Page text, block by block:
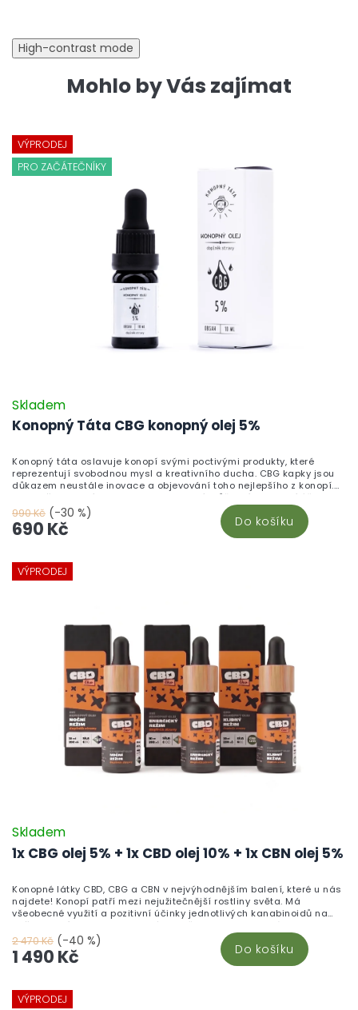
High-contrast mode
Mohlo by Vás zajímat
VÝPRODEJ
PRO ZAČÁTEČNÍKY
Konopný Táta CBG konopný olej 5%
Skladem
990 Kč (-30 %)
690 Kč Do košíku
Konopný táta oslavuje konopí svými poctivými produkty, které
reprezentují svobodnou mysl a kreativního ducha. CBG kapky jsou
důkazem neustále inovace a objevování toho nejlepšího z konopí.
Vyzkoušejte nový kanabinoid CBG, který může mít pozitivní účinky
na vaše zdraví!
VÝPRODEJ
1x CBG olej 5% + 1x CBD olej 10% + 1x CBN olej 5%
Skladem
2 470 Kč (-40 %)
1 490 Kč Do košíku
Konopné látky CBD, CBG a CBN v nejvýhodnějším balení, které u nás
najdete! Konopí patří mezi nejužitečnější rostliny světa. Má
všeobecné využití a pozitivní účinky jednotlivých kanabinoidů na
naše zdraví jsou obdivuhodné. Mrkněte na to, co pro vás CBN, CBG a
CBD oleje můžou udělat.
VÝPRODEJ